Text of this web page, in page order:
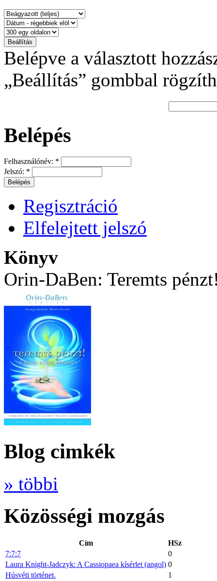
Belépve a választott
„Beállítás” gombbal
Belépés
Felhasználónév: *
Jelszó: *
Regisztráció
Elfelejtett jelszó
Könyv
Orin-DaBen: Teremts
Blog cimkék
» többi
Közösségi mozgás
Cím
HSz
7:7:7
0
Laura Knight-Jadczyk: A Cassiopaea kísérlet (angol) 0
Húsvéti történet.
1